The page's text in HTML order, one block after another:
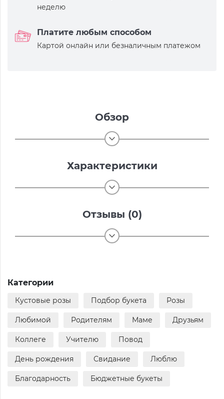
неделю
Платите любым способом
Картой онлайн или безналичным платежом
Обзор
Характеристики
Отзывы (0)
Категории
Кустовые розы Подбор букета Розы
Любимой Родителям Маме Друзьям
Коллеге Учителю Повод
День рождения Свидание Люблю
Благодарность Бюджетные букеты